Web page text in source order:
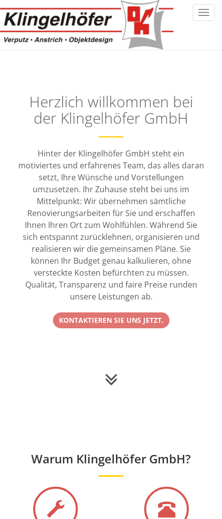
Herzlich willkommen bei
der Klingelhöfer GmbH
Hinter der Klingelhöfer GmbH steht ein
motiviertes und erfahrenes Team, das alles daran
setzt, Ihre Wünsche und Vorstellungen
umzusetzen. Ihr Zuhause steht bei uns im
Mittelpunkt: Wir übernehmen sämtliche
Renovierungsarbeiten für Sie und erschaffen
Ihnen Ihren Ort zum Wohlfühlen. Während Sie
sich entspannt zurücklehnen, organisieren und
realisieren wir die gemeinsamen Pläne. Sie
können Ihr Budget genau kalkulieren, ohne
versteckte Kosten befürchten zu müssen.
Qualität, Transparenz und faire Preise runden
unsere Leistungen ab.
KONTAKTIEREN SIE UNS JETZT.
Email *
Telefon
Warum Klingelhöfer GmbH?